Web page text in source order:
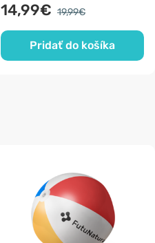
14,99€ 19,99€
Pridať do košíka